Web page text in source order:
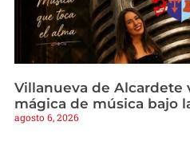
Villanueva de Alcardete
mágica de música bajo
agosto 6, 2026